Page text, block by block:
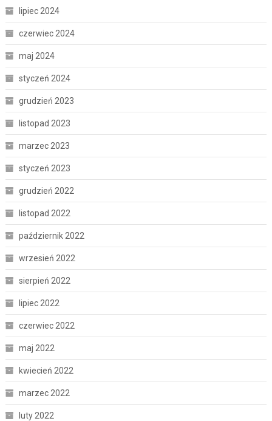
lipiec 2024
czerwiec 2024
maj 2024
styczeń 2024
grudzień 2023
listopad 2023
marzec 2023
styczeń 2023
grudzień 2022
listopad 2022
październik 2022
wrzesień 2022
sierpień 2022
lipiec 2022
czerwiec 2022
maj 2022
kwiecień 2022
marzec 2022
luty 2022